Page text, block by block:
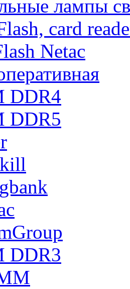
лампы
card
Netac
DDR4
DDR5
DDR3